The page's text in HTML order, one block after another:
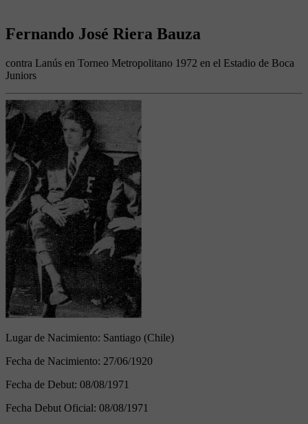
Fernando José Riera Bauza
contra Lanús en Torneo Metropolitano 1972 en el Estadio de Boca
Juniors
Lugar de Nacimiento: Santiago (Chile)
Fecha de Nacimiento: 27/06/1920
Fecha de Debut: 08/08/1971
Fecha Debut Oficial: 08/08/1971